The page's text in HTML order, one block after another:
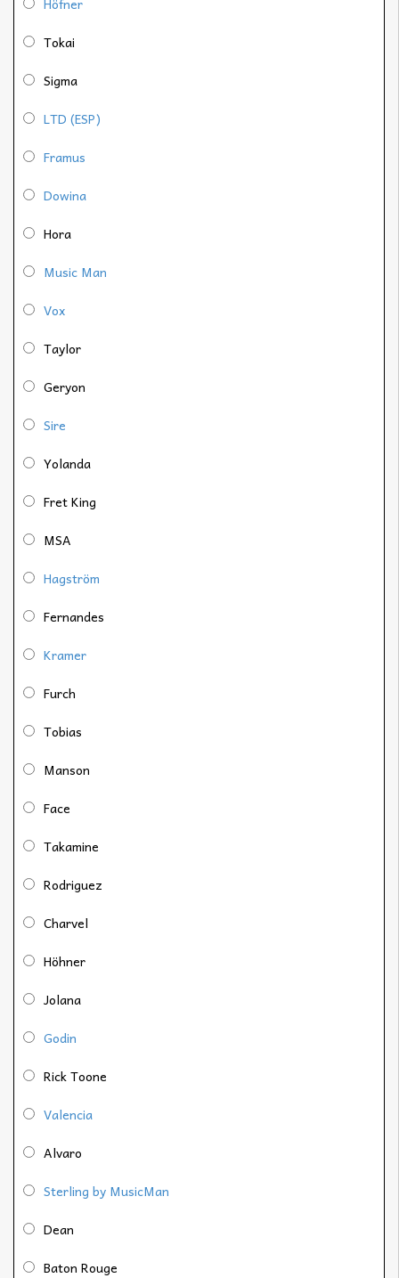
Tokai
Sigma
LTD (ESP)
Framus
Dowina
Hora
Music Man
Vox
Taylor
Geryon
Sire
Yolanda
Fret King
MSA
Hagström
Fernandes
Kramer
Furch
Tobias
Manson
Face
Takamine
Rodriguez
Charvel
Höhner
Jolana
Godin
Rick Toone
Valencia
Alvaro
Sterling by MusicMan
Dean
Baton Rouge